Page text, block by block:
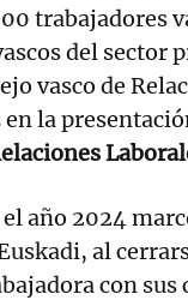
trabajadores
del sector
vasco de
la
año 2024
al
con sus